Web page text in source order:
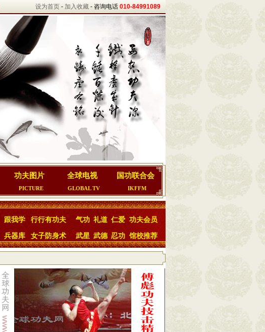
设为首页 - 加入收藏 - 咨询电话 010-84991089
功夫图片
PICTURE
全球电视
GLOBAL TV
国功联合会
IKFFM
跟我学 行行有功夫 气功 礼道 仁爱 功夫会员
兵器库 女子防身术 武星 武德 忍功 馆校推荐